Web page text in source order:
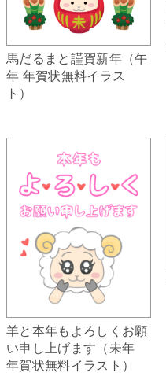
馬だるまと謹賀新年（午
年 年賀状無料イラス
ト）
羊と本年もよろしくお願
い申し上げます（未年
年賀状無料イラスト）